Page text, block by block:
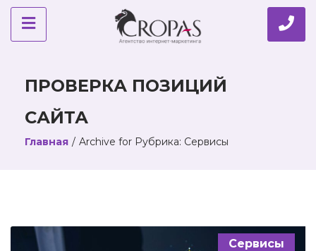
ПРОВЕРКА ПОЗИЦИЙ
САЙТА
Главная / Archive for Рубрика: Сервисы
Сервисы